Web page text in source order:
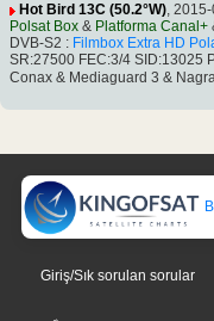
Hot Bird 13C (50.2°W),
Polsat Box & Platforma Canal+
DVB-S2 : Filmbox Extra HD
SR:27500 FEC:3/4 SID:13025
Conax & Mediaguard 3 &
Giriş/Sık sorulan sorular